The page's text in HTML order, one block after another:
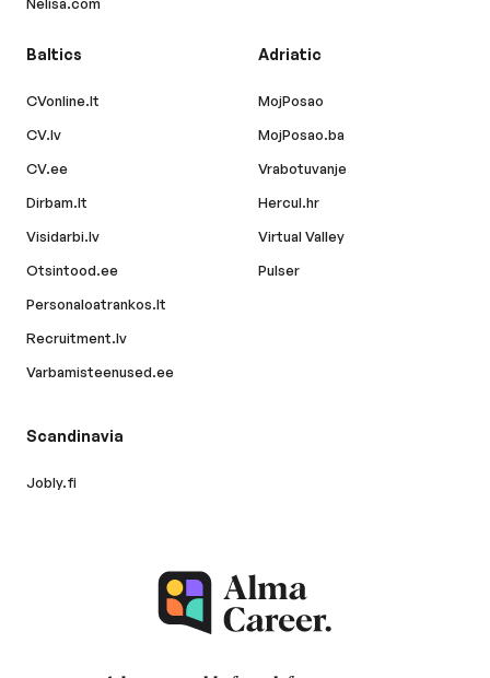
Nelisa.com
Baltics
CVonline.lt
CV.lv
CV.ee
Dirbam.lt
Visidarbi.lv
Otsintood.ee
Personaloatrankos.lt
Recruitment.lv
Varbamisteenused.ee
Adriatic
MojPosao
MojPosao.ba
Vrabotuvanje
Hercul.hr
Virtual Valley
Pulser
Scandinavia
Jobly.fi